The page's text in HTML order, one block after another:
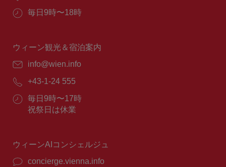
営
間：
毎日9時〜18時
ウィーン観光＆宿泊案内
E
ー
ル：
info@wien.info
電
番
号：
+43-1-24 555
営
業
毎日9時〜17時
祝祭日は休業
ウィーンAIコンシェルジュ
concierge.vienna.info